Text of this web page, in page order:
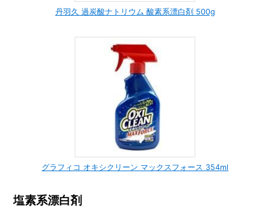
丹羽久 過炭酸ナトリウム 酸素系漂白剤 500g
グラフィコ オキシクリーン マックスフォース 354ml
塩素系漂白剤